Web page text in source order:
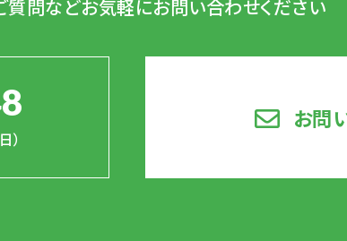
質問などお気軽にお問い合わせください
）
お問